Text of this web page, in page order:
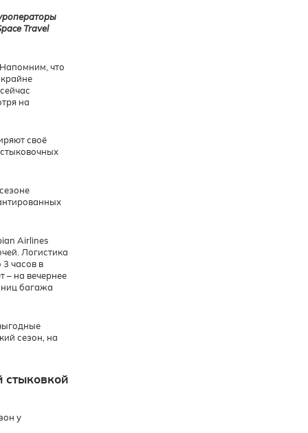
Travel
что
на
своё
Airlines
Логистика
часов в
– на вечернее
багажа
сезон, на
стыковкой
у